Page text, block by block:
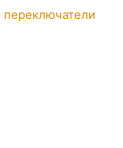
переключатели